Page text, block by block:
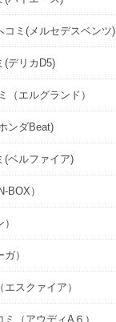
コミ(メルセデスベンツ)
(デリカD5)
（エルグランド）
ンダBeat)
(ベルファイア)
BOX）
）
スクァイア）
（アウディA６）